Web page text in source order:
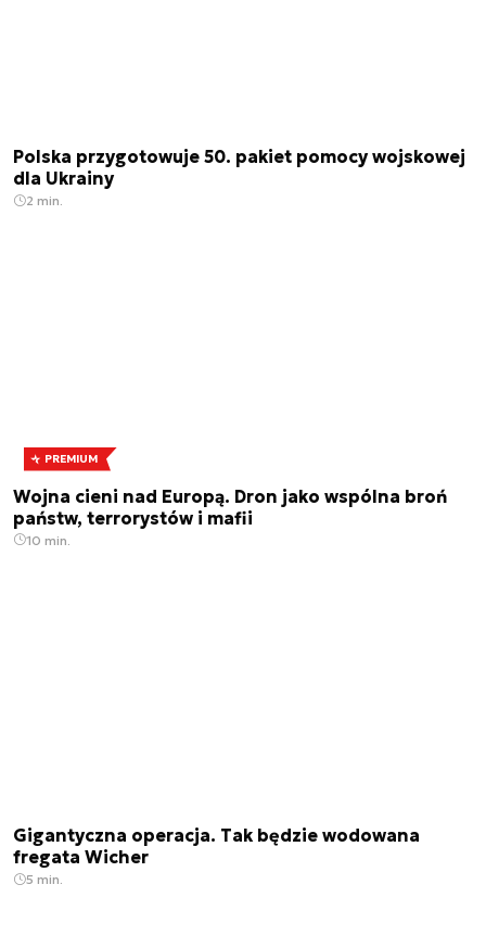
Polska przygotowuje 50. pakiet pomocy wojskowej
dla Ukrainy
2 min.
PREMIUM
Wojna cieni nad Europą. Dron jako wspólna broń
państw, terrorystów i mafii
10 min.
Gigantyczna operacja. Tak będzie wodowana
fregata Wicher
5 min.